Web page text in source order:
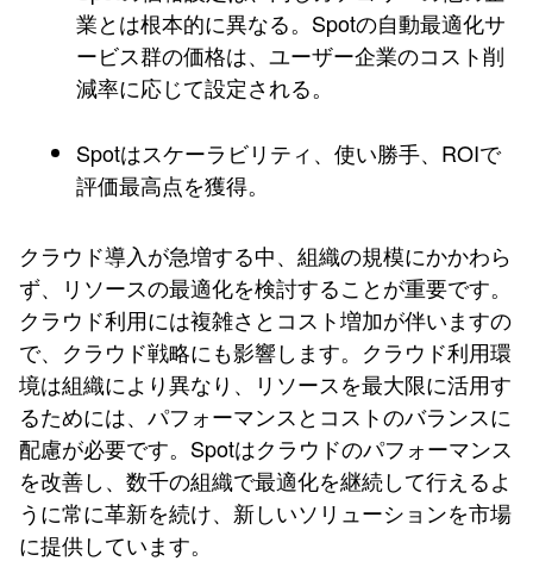
業とは根本的に異なる。Spotの自動最適化サ
ービス群の価格は、ユーザー企業のコスト削
減率に応じて設定される。
Spotはスケーラビリティ、使い勝手、ROIで
評価最高点を獲得。
クラウド導入が急増する中、組織の規模にかかわら
ず、リソースの最適化を検討することが重要です。
クラウド利用には複雑さとコスト増加が伴いますの
で、クラウド戦略にも影響します。クラウド利用環
境は組織により異なり、リソースを最大限に活用す
るためには、パフォーマンスとコストのバランスに
配慮が必要です。Spotはクラウドのパフォーマンス
を改善し、数千の組織で最適化を継続して行えるよ
うに常に革新を続け、新しいソリューションを市場
に提供しています。